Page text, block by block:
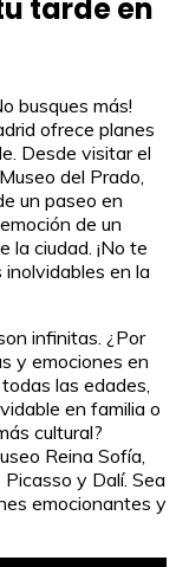
tarde en
busques más!
ofrece planes
Desde visitar el
del Prado,
un paseo en
de un
la ciudad. ¡No te
en la
infinitas. ¿Por
y emociones en
las edades,
en familia o
cultural?
Reina Sofía,
y Dalí. Sea
emocionantes y